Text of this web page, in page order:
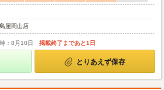
屋岡山店
：8月10日 掲載終了まであと1日
とりあえず保存